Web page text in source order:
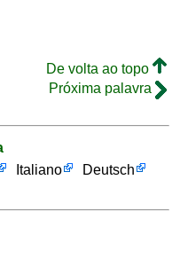
De volta ao topo
Próxima palavra
Italiano
Deutsch